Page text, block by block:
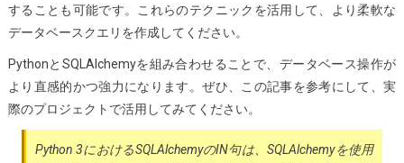
することも可能です。これらのテクニックを活用して、より柔軟な
データベースクエリを作成してください。
PythonとSQLAlchemyを組み合わせることで、データベース操作が
より直感的かつ強力になります。ぜひ、この記事を参考にして、実
際のプロジェクトで活用してみてください。
Python 3におけるSQLAlchemyのIN句は、SQLAlchemyを使用